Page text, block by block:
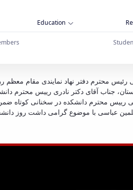
و حسابداری رزن -
رئیس محترم دفتر نهاد نمایندی مقام
جناب آقای دکتر نادری رییس محترم
رییس محترم دانشکده در سخنانی کوتاه
عباسی با موضوع گرامی داشت روز